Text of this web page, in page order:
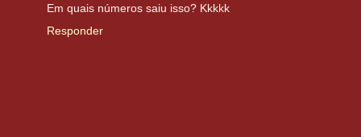
Em quais números saiu isso? Kkkkk
Responder